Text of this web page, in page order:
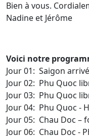
Bien à vous.
Nadine et Jérôme
Voici notre
Jour 01: Saigon
Jour 02: Phu Quoc
Jour 03: Phu Quoc
Jour 04: Phu Quoc -
Jour 05: Chau Doc –
Jour 06: Chau Doc -